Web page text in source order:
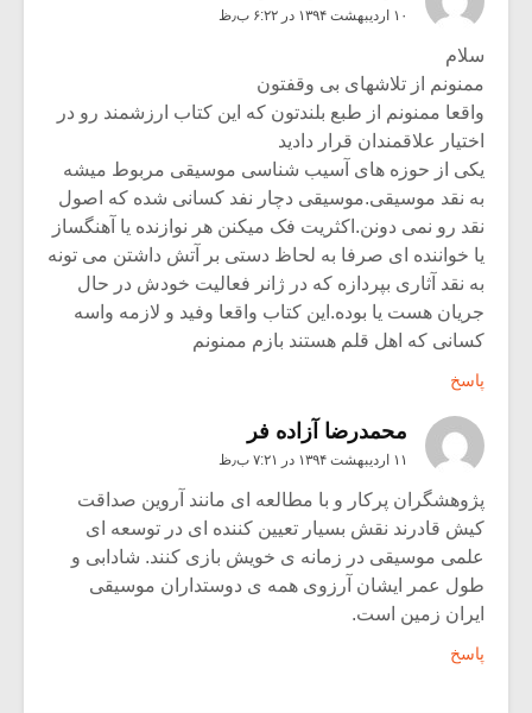
۱۰ اردیبهشت ۱۳۹۴ در ۶:۲۲ ب٫ظ
سلام
ممنونم از تلاشهای بی وقفتون
واقعا ممنونم از طبع بلندتون که این کتاب ارزشمند رو در
اختیار علاقمندان قرار دادید
یکی از حوزه های آسیب شناسی موسیقی مربوط میشه
به نقد موسیقی.موسیقی دچار نفد کسانی شده که اصول
نقد رو نمی دونن.اکثریت فک میکنن هر نوازنده یا آهنگساز
یا خواننده ای صرفا به لحاظ دستی بر آتش داشتن می تونه
به نقد آثاری بپردازه که در ژانر فعالیت خودش در حال
جریان هست یا بوده.این کتاب واقعا وفید و لازمه واسه
کسانی که اهل قلم هستند بازم ممنونم
پاسخ
محمدرضا آزاده فر
۱۱ اردیبهشت ۱۳۹۴ در ۷:۲۱ ب٫ظ
پژوهشگران پرکار و با مطالعه ای مانند آروین صداقت
کیش قادرند نقش بسیار تعیین کننده ای در توسعه ای
علمی موسیقی در زمانه ی خویش بازی کنند. شادابی و
طول عمر ایشان آرزوی همه ی دوستداران موسیقی
ایران زمین است.
پاسخ